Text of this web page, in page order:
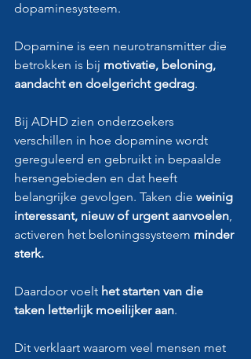
dopaminesysteem.
Dopamine is een neurotransmitter die
betrokken is bij motivatie, beloning,
aandacht en doelgericht gedrag.
Bij ADHD zien onderzoekers
verschillen in hoe dopamine wordt
gereguleerd en gebruikt in bepaalde
hersengebieden en dat heeft
belangrijke gevolgen. Taken die weinig
interessant, nieuw of urgent aanvoelen,
activeren het beloningssysteem minder
sterk.
Daardoor voelt het starten van die
taken letterlijk moeilijker aan.
Dit verklaart waarom veel mensen met